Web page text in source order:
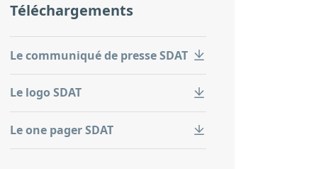
Téléchargements
Le communiqué de presse SDAT
Le logo SDAT
Le one pager SDAT